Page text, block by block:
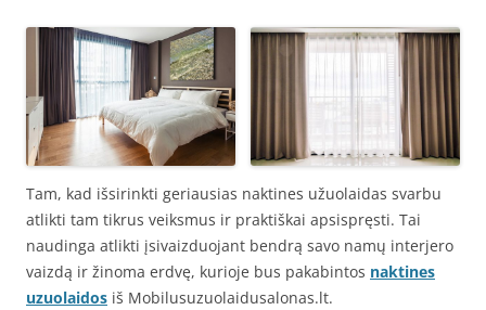
Tam, kad išsirinkti geriausias naktines užuolaidas svarbu
atlikti tam tikrus veiksmus ir praktiškai apsispręsti. Tai
naudinga atlikti įsivaizduojant bendrą savo namų interjero
vaizdą ir žinoma erdvę, kurioje bus pakabintos naktines
uzuolaidos iš Mobilusuzuolaidusalonas.lt.